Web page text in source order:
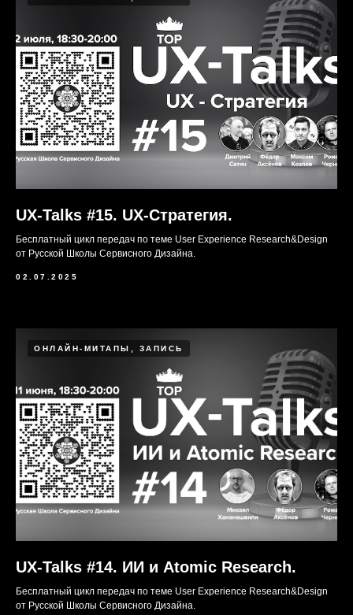
UX-Talks #15. UX-Стратегия.
Бесплатный цикл передач по теме User Experience Research&Design
от Русской Школы Сервисного Дизайна.
02.07.2025
ОНЛАЙН-МИТАПЫ, ЗАПИСЬ
UX-Talks #14. ИИ и Atomic Research.
Бесплатный цикл передач по теме User Experience Research&Design
от Русской Школы Сервисного Дизайна.